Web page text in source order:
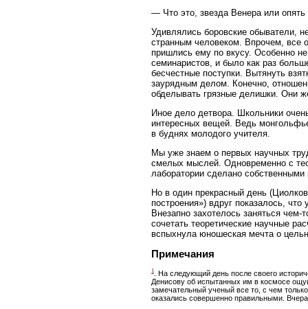
— Что это, звезда Венера или опять
Удивлялись боровские обыватели,
странным человеком. Впрочем, все
пришлись ему по вкусу. Особенно
семинаристов, и было как раз
бесчестные поступки. Вытянуть
заурядным делом. Конечно,
обделывать грязные делишки. Они
Иное дело детвора. Школьники
интересных вещей. Ведь
в буднях молодого учителя.
Мы уже знаем о первых научных
смелых мыслей. Одновременно с
лаборатории сделано
Но в один прекрасный день
построения») вдруг показалось,
Внезапно захотелось заняться
сочетать теоретические научные
вспыхнула юношеская мечта о
Примечания
1
. На следующий день после своего
Денисову об испытанных им в космосе
замечательный ученый все то, с чем
оказались совершенно правильными.